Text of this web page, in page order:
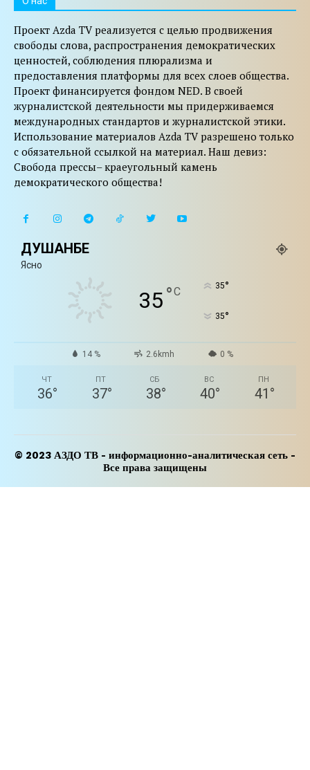
Проект Azda TV реализуется с целью продвижения
свободы слова, распространения демократических
ценностей, соблюдения плюрализма и
предоставления платформы для всех слоев общества.
Проект финансируется фондом NED. В своей
журналистской деятельности мы придерживаемся
международных стандартов и журналистской этики.
Использование материалов Azda TV разрешено только
с обязательной ссылкой на материал. Наш девиз:
Свобода прессы– краеугольный камень
демократического общества!
ДУШАНБЕ
Ясно
35°C 35°
35°
14 % 2.6kmh 0 %
ЧТ
36°
ПТ
37°
СБ
38°
ВС
40°
ПН
41 °
© 2023 АЗДО ТВ - информационно-аналитическая сеть -
Все права защищены